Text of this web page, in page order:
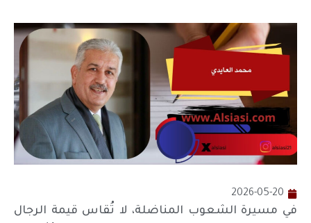
2026-05-20
في مسيرة الشعوب المناضلة، لا تُقاس قيمة الرجال